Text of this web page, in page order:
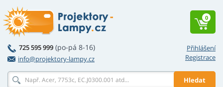
Přihlášení
Registrace
725 595 999 (po-pá 8-16)
info@projektory-lampy.cz
Hledat
0